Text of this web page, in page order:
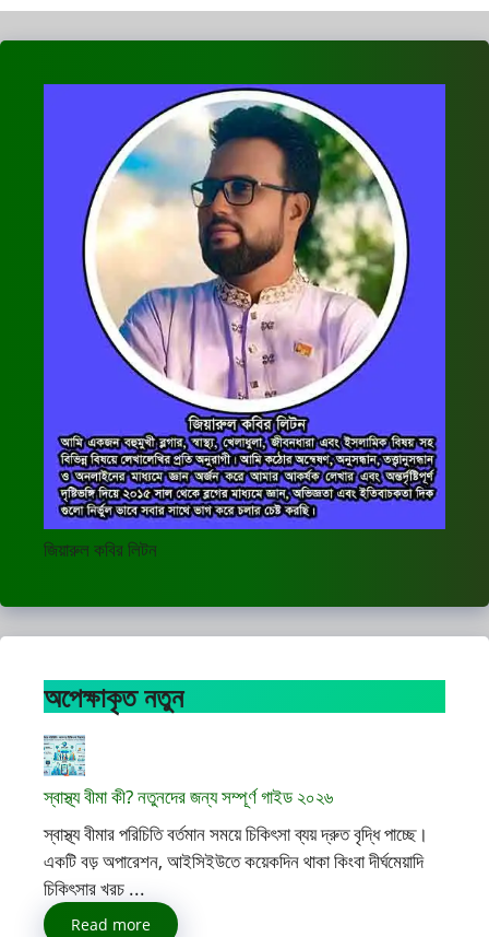
জিয়ারুল কবির লিটন
অপেক্ষাকৃত নতুন
স্বাস্থ্য বীমা কী? নতুনদের জন্য সম্পূর্ণ গাইড ২০২৬
স্বাস্থ্য বীমার পরিচিতি বর্তমান সময়ে চিকিৎসা ব্যয় দ্রুত বৃদ্ধি পাচ্ছে।
একটি বড় অপারেশন, আইসিইউতে কয়েকদিন থাকা কিংবা দীর্ঘমেয়াদি
চিকিৎসার খরচ ...
Read more